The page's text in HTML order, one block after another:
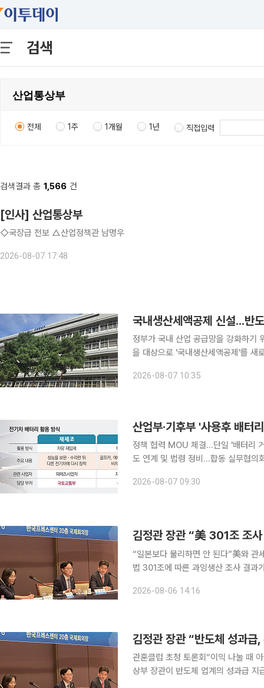
검색
전체 1주 1개월 1년 직접입력
검색결과 총 1,566 건
[인사] 산업통상부
◇국장급 전보 △산업정책관 남명우
2026-08-07 17:48
국내생산세액공제 신설...반
정부가 국내 산업 공급망을 강화하기
을 대상으로 '국내생산세액공제'를 새로 도입한다. 산업통상부는 지난 3
밝혔다. 국내생산세액공제는 녹색
2026-08-07 10:35
산업부·기후부 '사용후 배터
정책 협력 MOU 체결…단일 '배터리 거래·이력 관리
도 연계 및 법령 정비…합동 실무협의회 가동 산업통상부와 기후에너지환경부가 '
리 및 유통 시스템을 일원화하고, 재
2026-08-07 09:30
“일본보다 불리하면 안 된다”美와 관세·조선 협력 동시 협의
법 301조에 따른 과잉생산 조사 결과
2026-08-06 14:16
관훈클럽 초청 토론회“이익 나눌 때 아닌
상부 장관이 반도체 업계의 성과급 지